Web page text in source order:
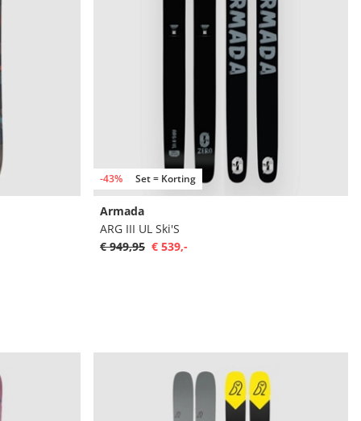
-43% Set = Korting
Armada
ARG III UL Ski'S
€ 949,95 € 539,-